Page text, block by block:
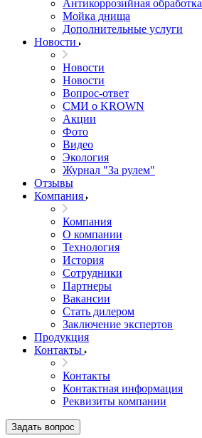
Антикоррозийная обработка
Мойка днища
Дополнительные услуги
Новости
Новости
Новости
Вопрос-ответ
СМИ о KROWN
Акции
Фото
Видео
Экология
Журнал "За рулем"
Отзывы
Компания
Компания
О компании
Технология
История
Сотрудники
Партнеры
Вакансии
Стать дилером
Заключение экспертов
Продукция
Контакты
Контакты
Контактная информация
Реквизиты компании
Задать вопрос